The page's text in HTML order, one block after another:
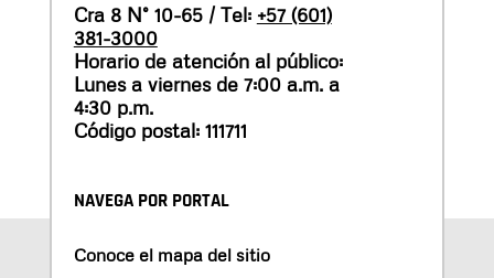
Cra 8 N° 10-65 / Tel: +57 (601)
381-3000
Horario de atención al público:
Lunes a viernes de 7:00 a.m. a
4:30 p.m.
Código postal: 111711
NAVEGA POR PORTAL
Conoce el mapa del sitio